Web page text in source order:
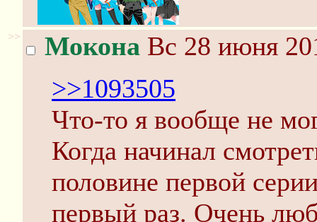
>> Мокона Вс 28 июня
>>1093505
Что-то я вообще не
Когда начинал
половине первой
первый раз. Очень